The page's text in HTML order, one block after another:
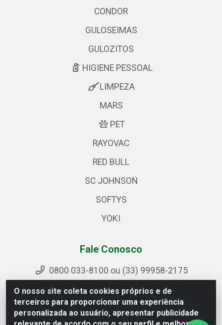
O nosso site coleta cookies próprios e de
terceiros para proporcionar uma experiência
personalizada ao usuário, apresentar publicidade
CONDOR
GULOSEIMAS
GULOZITOS
HIGIENE PESSOAL
LIMPEZA
MARS
PET
RAYOVAC
RED BULL
SC JOHNSON
SOFTYS
YOKI
Fale Conosco
0800 033-8100 ou (33) 99958-2175
sac@ipirangamg.com.br
Acompanhe nossas publicações